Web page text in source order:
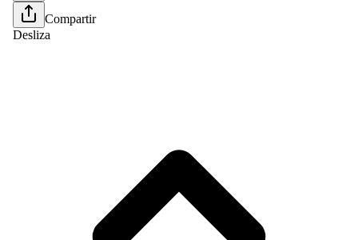
Compartir
Desliza